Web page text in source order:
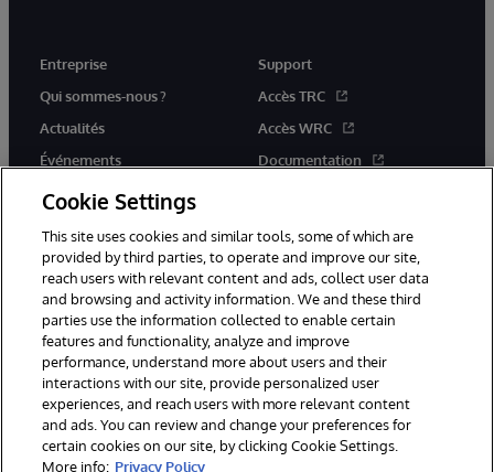
Entreprise
Qui sommes-nous ?
Actualités
Événements
Rejoignez-nous
Support
Accès TRC
Accès WRC
Documentation
© 1996-2026 InterSystems Corporation, Boston, MA. Tous droits
réservés.
Mentions légales
Déclaration de confidentialité d'InterSystems Corporation
Garantie
Accessibilité
Cookie Settings
This site uses cookies and similar tools, some of which are
provided by third parties, to operate and improve our site,
reach users with relevant content and ads, collect user data
and browsing and activity information. We and these third
parties use the information collected to enable certain
features and functionality, analyze and improve
performance, understand more about users and their
interactions with our site, provide personalized user
experiences, and reach users with more relevant content
and ads. You can review and change your preferences for
certain cookies on our site, by clicking Cookie Settings.
More info: Privacy Policy